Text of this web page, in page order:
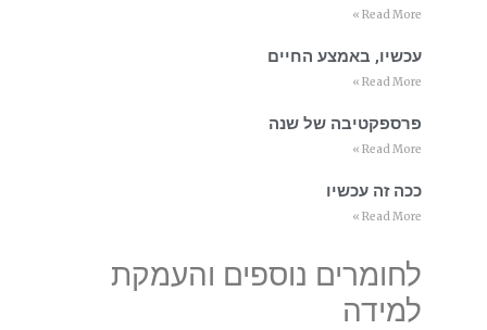
Read More »
עכשיו, באמצע החיים
Read More »
פרספקטיבה של שנה
Read More »
ככה זה עכשיו
Read More »
לחומרים נוספים והעמקת
למידה